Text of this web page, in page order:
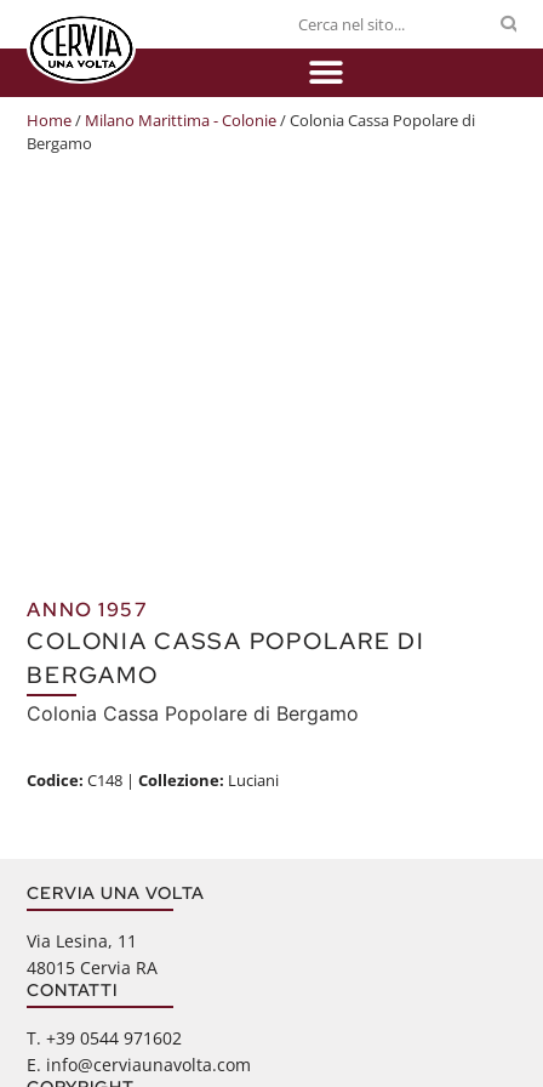
Home/ Milano Marittima - Colonie/ Colonia Cassa Popolare di
Bergamo
ANNO 1957
COLONIA CASSA POPOLARE DI
BERGAMO
Colonia Cassa Popolare di Bergamo
Codice:C148 |Collezione: Luciani
CERVIA UNA VOLTA
Via Lesina, 11
48015 Cervia RA
CONTATTI
‭T. +39 0544 971602
E. info@cerviaunavolta.com